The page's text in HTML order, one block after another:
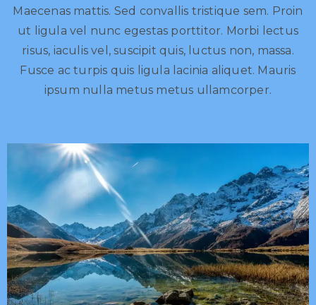
Maecenas mattis. Sed convallis tristique sem. Proin
ut ligula vel nunc egestas porttitor. Morbi lectus
risus, iaculis vel, suscipit quis, luctus non, massa.
Fusce ac turpis quis ligula lacinia aliquet. Mauris
ipsum nulla metus metus ullamcorper.